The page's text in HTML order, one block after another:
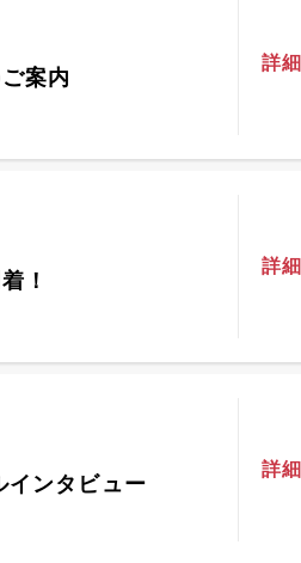
案内
！
インタビュー